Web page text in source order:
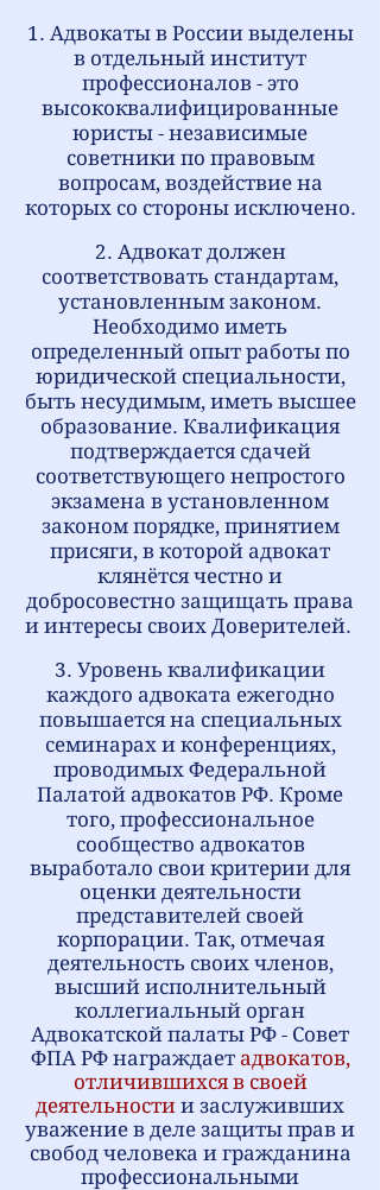
1. Адвокаты в России выделены
в отдельный институт
профессионалов - это
высококвалифицированные
юристы - независимые
советники по правовым
вопросам, воздействие на
которых со стороны исключено.
2. Адвокат должен
соответствовать стандартам,
установленным законом.
Необходимо иметь
определенный опыт работы по
юридической специальности,
быть несудимым, иметь высшее
образование. Квалификация
подтверждается сдачей
соответствующего непростого
экзамена в установленном
законом порядке, принятием
присяги, в которой адвокат
клянётся честно и
добросовестно защищать права
и интересы своих Доверителей.
3. Уровень квалификации
каждого адвоката ежегодно
повышается на специальных
семинарах и конференциях,
проводимых Федеральной
Палатой адвокатов РФ. Кроме
того, профессиональное
сообщество адвокатов
выработало свои критерии для
оценки деятельности
представителей своей
корпорации. Так, отмечая
деятельность своих членов,
высший исполнительный
коллегиальный орган
Адвокатской палаты РФ - Совет
ФПА РФ награждает адвокатов,
отличившихся в своей
деятельности и заслуживших
уважение в деле защиты прав и
свобод человека и гражданина
профессиональными